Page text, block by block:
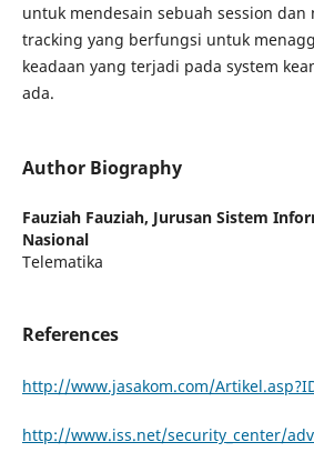
untuk mendesain sebuah session dan
tracking yang berfungsi untuk
keadaan yang terjadi pada system
ada.
Author Biography
Fauziah Fauziah, Jurusan Sistem
Nasional
Telematika
References
http://www.jasakom.com/
http://www.iss.net/security_center/